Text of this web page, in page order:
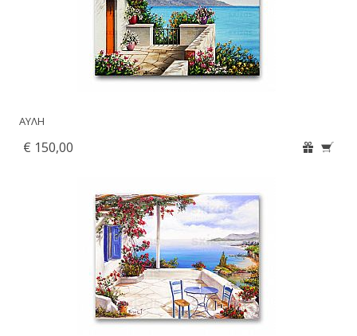
ΑΥΛΗ
€ 150,00